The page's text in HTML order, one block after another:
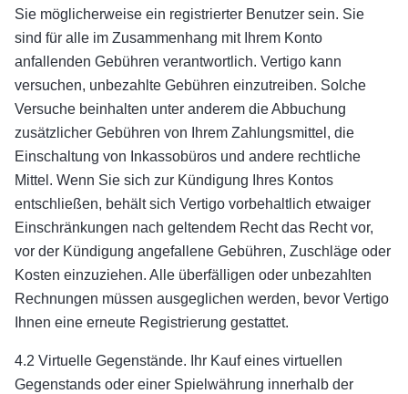
Sie möglicherweise ein registrierter Benutzer sein. Sie
sind für alle im Zusammenhang mit Ihrem Konto
anfallenden Gebühren verantwortlich. Vertigo kann
versuchen, unbezahlte Gebühren einzutreiben. Solche
Versuche beinhalten unter anderem die Abbuchung
zusätzlicher Gebühren von Ihrem Zahlungsmittel, die
Einschaltung von Inkassobüros und andere rechtliche
Mittel. Wenn Sie sich zur Kündigung Ihres Kontos
entschließen, behält sich Vertigo vorbehaltlich etwaiger
Einschränkungen nach geltendem Recht das Recht vor,
vor der Kündigung angefallene Gebühren, Zuschläge oder
Kosten einzuziehen. Alle überfälligen oder unbezahlten
Rechnungen müssen ausgeglichen werden, bevor Vertigo
Ihnen eine erneute Registrierung gestattet.
4.2 Virtuelle Gegenstände. Ihr Kauf eines virtuellen
Gegenstands oder einer Spielwährung innerhalb der